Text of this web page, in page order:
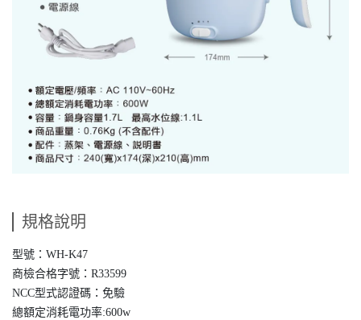
規格說明
型號：WH-K47
商檢合格字號：R33599
NCC型式認證碼：免驗
總額定消耗電功率:600w